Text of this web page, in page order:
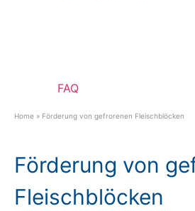
FAQ
Home » Förderung von gefrorenen Fleischblöcken
Förderung von
Fleischblöcken